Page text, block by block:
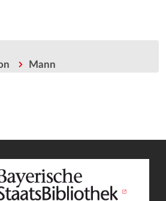
Mann